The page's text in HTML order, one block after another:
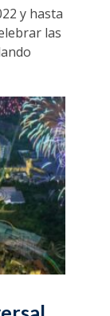
y hasta
las